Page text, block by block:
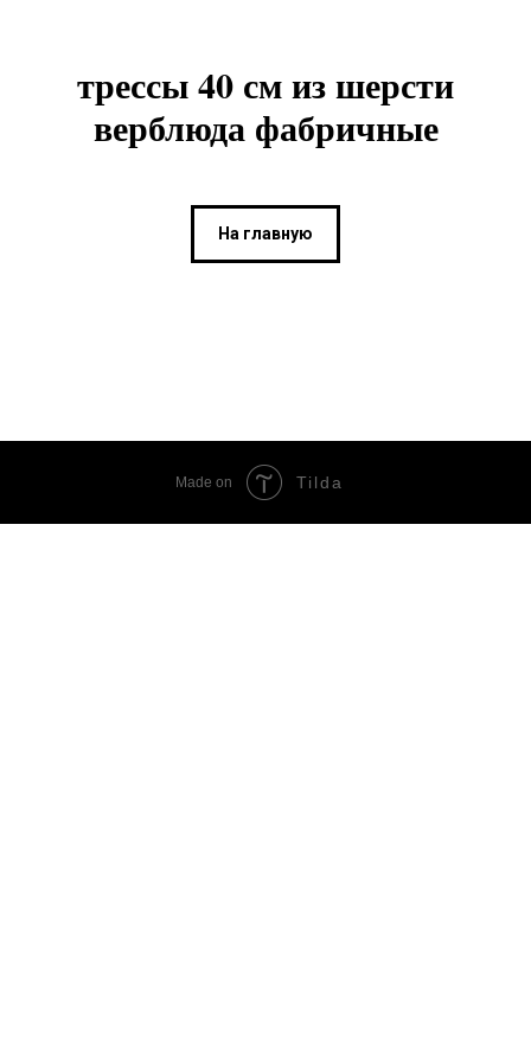
трессы 40 см из шерсти
верблюда фабричные
На главную
Made on Tilda